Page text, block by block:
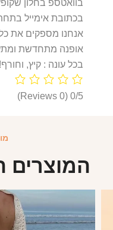
בוואטספ בחלון
בכתובת אימייל
אנחנו מספקים את כל
אופנה מתחדשת
בכל עונה : קיץ, וחורף!
0/5
(0 Reviews)
המוצרים